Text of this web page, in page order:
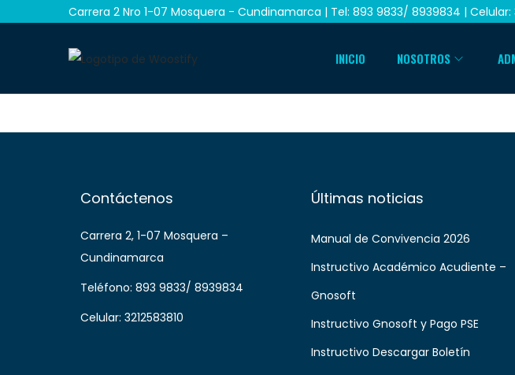
Carrera 2 Nro 1-07 Mosquera - Cundinamarca | Tel: 893 9833/ 8939834 | Celular:
INICIO NOSOTROS
Contáctenos
Carrera 2, 1-07 Mosquera –
Cundinamarca
Teléfono: 893 9833/ 8939834
Celular: 3212583810
Últimas noticias
Manual de Convivencia 2026
Instructivo Académico Acudiente –
Gnosoft
Instructivo Gnosoft y Pago PSE
Instructivo Descargar Boletín